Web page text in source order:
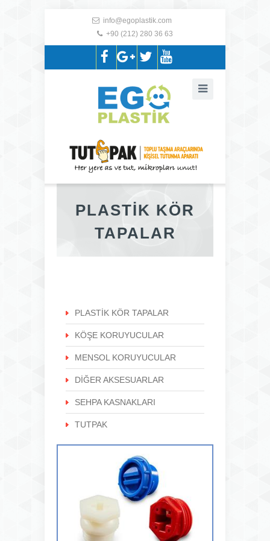
info@egoplastik.com
+90 (212) 280 36 63
PLASTİK KÖR
TAPALAR
PLASTİK KÖR TAPALAR
KÖŞE KORUYUCULAR
MENSOL KORUYUCULAR
DİĞER AKSESUARLAR
SEHPA KASNAKLARI
TUTPAK